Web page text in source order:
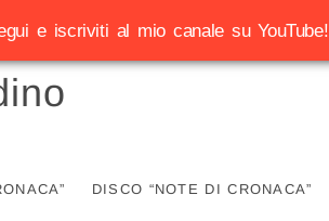
DISCO “NOTE DI CRONACA”
e iscriviti al mio canale su YouTube!